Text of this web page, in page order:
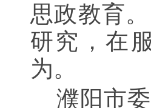
思政教育
研究，在
为。
濮阳市委